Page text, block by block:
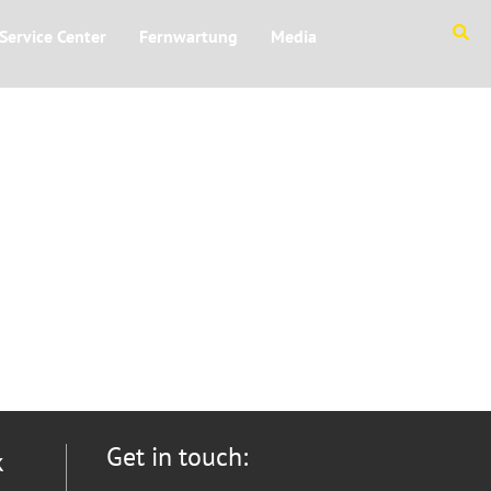
Service Center Fernwartung Media
Get in touch: